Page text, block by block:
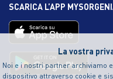
La vostra
Noi e i nostri partner archiviamo
dispositivo attraverso cookie e
SCARICA L’APP